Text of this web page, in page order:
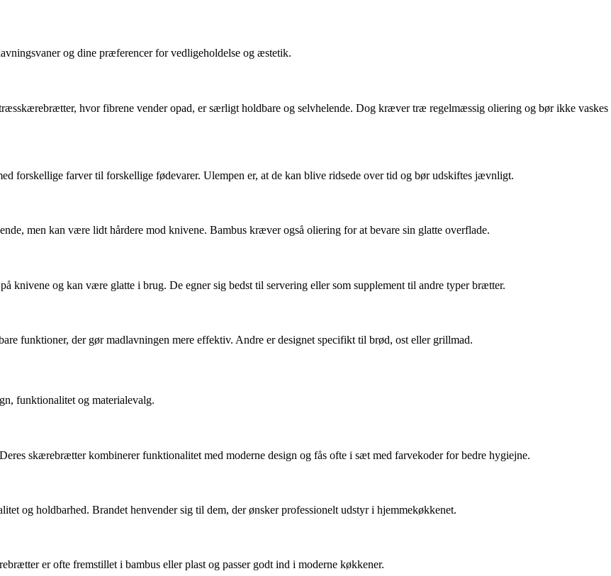
og dine præferencer for vedligeholdelse og æstetik.
hvor fibrene vender opad, er særligt holdbare og selvhelende. Dog kræver træ regelmæssig oliering og bør ikke vaskes
forskellige farver til forskellige fødevarer. Ulempen er, at de kan blive ridsede over tid og bør udskiftes jævnligt.
men kan være lidt hårdere mod knivene. Bambus kræver også oliering for at bevare sin glatte overflade.
knivene og kan være glatte i brug. De egner sig bedst til servering eller som supplement til andre typer brætter.
funktioner, der gør madlavningen mere effektiv. Andre er designet specifikt til brød, ost eller grillmad.
funktionalitet og materialevalg.
skærebrætter kombinerer funktionalitet med moderne design og fås ofte i sæt med farvekoder for bedre hygiejne.
og holdbarhed. Brandet henvender sig til dem, der ønsker professionelt udstyr i hjemmekøkkenet.
er ofte fremstillet i bambus eller plast og passer godt ind i moderne køkkener.